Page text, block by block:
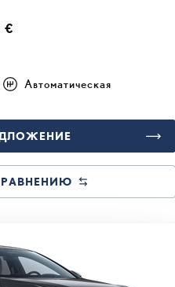
€
Автоматическая